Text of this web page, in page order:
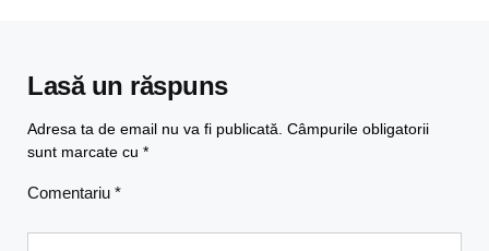
Lasă un răspuns
Adresa ta de email nu va fi publicată. Câmpurile obligatorii
sunt marcate cu *
Comentariu *